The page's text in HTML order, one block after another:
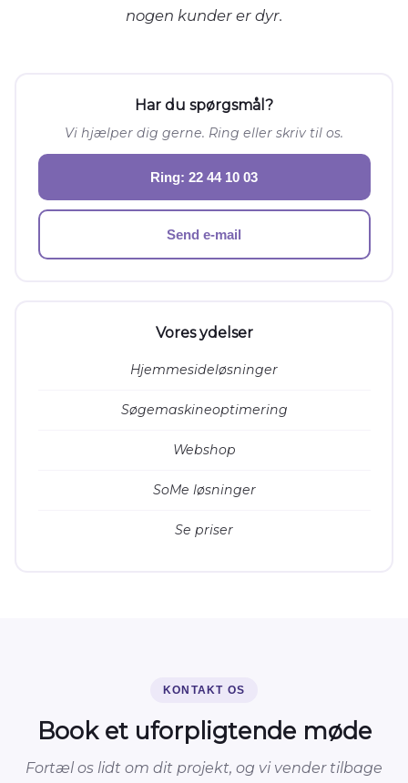
nogen kunder er dyr.
Har du spørgsmål?
Vi hjælper dig gerne. Ring eller skriv til os.
Ring: 22 44 10 03
Send e-mail
Vores ydelser
Hjemmesideløsninger
Søgemaskineoptimering
Webshop
SoMe løsninger
Se priser
KONTAKT OS
Book et uforpligtende møde
Fortæl os lidt om dit projekt, og vi vender tilbage